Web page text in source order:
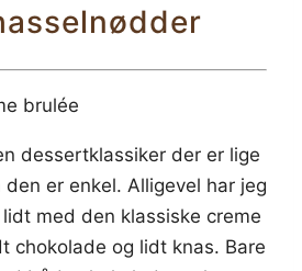
dessertklassiker der er lige
er enkel. Alligevel har jeg
med den klassiske creme
chokolade og lidt knas. Bare